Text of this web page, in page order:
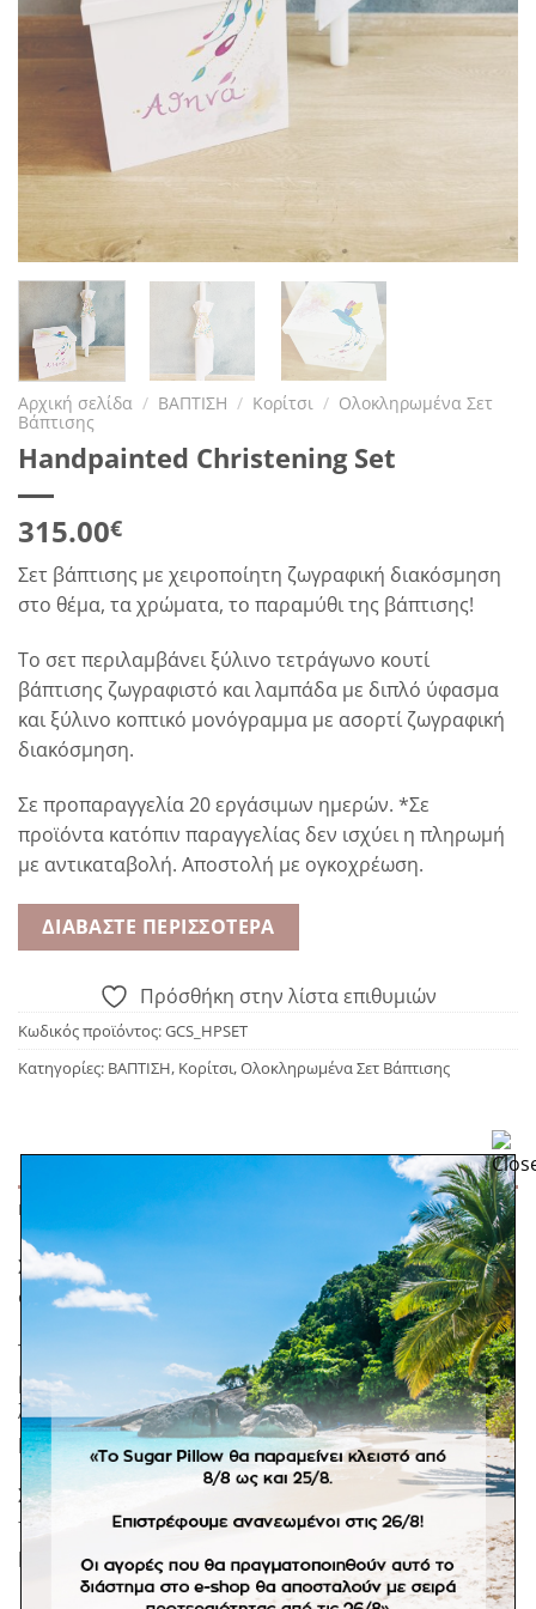
Αρχική σελίδα / ΒΑΠΤΙΣΗ / Κορίτσι / Ολοκληρωμένα Σετ
Βάπτισης
Handpainted Christening Set
315.00€
Σετ βάπτισης με χειροποίητη ζωγραφική διακόσμηση
στο θέμα, τα χρώματα, το παραμύθι της βάπτισης!
Το σετ περιλαμβάνει ξύλινο τετράγωνο κουτί
βάπτισης ζωγραφιστό και λαμπάδα με διπλό ύφασμα
και ξύλινο κοπτικό μονόγραμμα με ασορτί ζωγραφική
διακόσμηση.
Σε προπαραγγελία 20 εργάσιμων ημερών. *Σε
προϊόντα κατόπιν παραγγελίας δεν ισχύει η πληρωμή
με αντικαταβολή. Αποστολή με ογκοχρέωση.
ΔΙΑΒΆΣΤΕ ΠΕΡΙΣΣΌΤΕΡΑ
Πρόσθήκη στην λίστα επιθυμιών
Κωδικός προϊόντος:GCS_HPSET
Κατηγορίες: ΒΑΠΤΙΣΗ, Κορίτσι,Ολοκληρωμένα Σετ Βάπτισης
ΠΕΡΙΓΡΑΦΉ
Σετ βάπτισης με χειροποίητη ζωγραφική διακόσμηση
στο θέμα, τα χρώματα, το παραμύθι της βάπτισης!
Το σετ περιλαμβάνει ξύλινο τετράγωνο κουτί
βάπτισης ζωγραφιστό (καπάκι και μία πλευρά) και
λαμπάδα με διπλό ύφασμα και ξύλινο κοπτικό
μονόγραμμα με ασορτί ζωγραφική διακόσμηση.
Σε προπαραγγελία 20 εργάσιμων ημερών. *Σε
προϊόντα κατόπιν παραγγελίας δεν ισχύει η πληρωμή
με αντικαταβολή. Αποστολή με ογκοχρέωση.